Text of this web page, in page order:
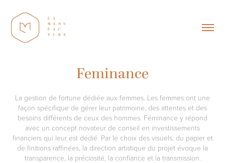
Feminance
La gestion de fortune dédiée aux femmes. Les femmes ont une
façon spécifique de gérer leur patrimoine, des attentes et des
besoins différents de ceux des hommes. Féminance y répond
avec un concept novateur de conseil en investissements
financiers qui leur est dédié. Par le choix des visuels, du papier et
de finitions raffinées, la direction artistique du projet évoque la
transparence, la préciosité, la confiance et la transmission.